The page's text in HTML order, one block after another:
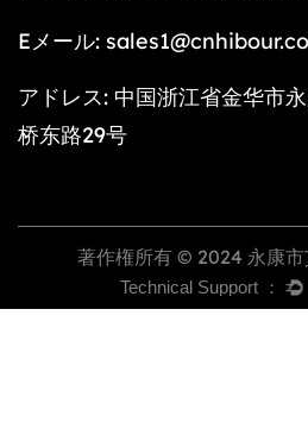
Eメール:
アドレス: 中国浙江省金华市
桥东路29号
著作権所有 © 2024 永康市